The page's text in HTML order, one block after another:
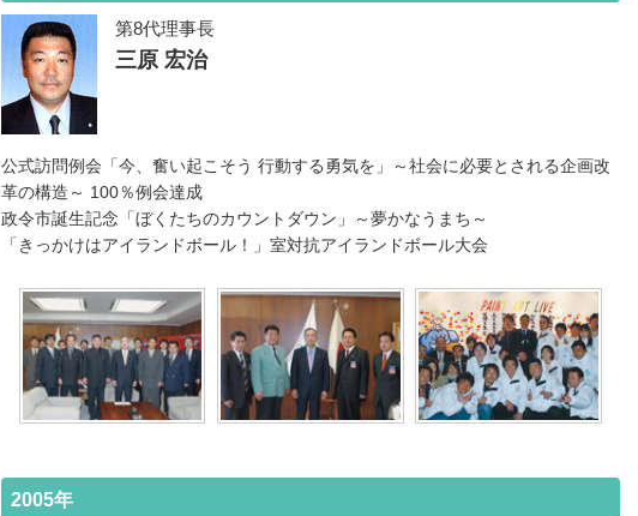
第8代理事長
三原 宏治
公式訪問例会「今、奮い起こそう 行動する勇気を」～社会に必要とされる企画改
革の構造～ 100％例会達成
政令市誕生記念「ぼくたちのカウントダウン」～夢かなうまち～
「きっかけはアイランドボール！」室対抗アイランドボール大会
2005年